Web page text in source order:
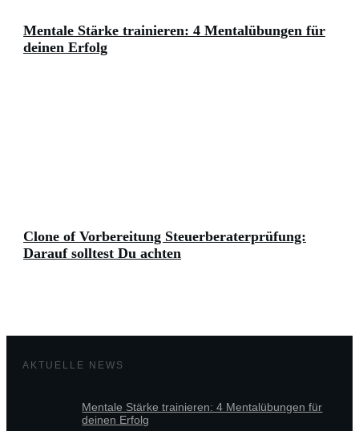
Mentale Stärke trainieren: 4 Mentalübungen für
deinen Erfolg
Clone of Vorbereitung Steuerberaterprüfung:
Darauf solltest Du achten
AKTUELLE NEWS
Mentale Stärke trainieren: 4 Mentalübungen für
deinen Erfolg